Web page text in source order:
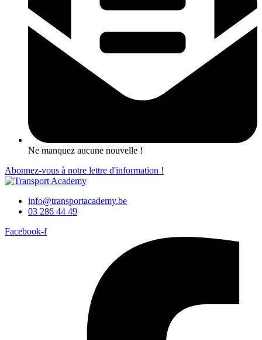
Ne manquez aucune nouvelle !
Abonnez-vous à notre lettre d'information !
info@transportacademy.be
03 286 44 49
Facebook-f